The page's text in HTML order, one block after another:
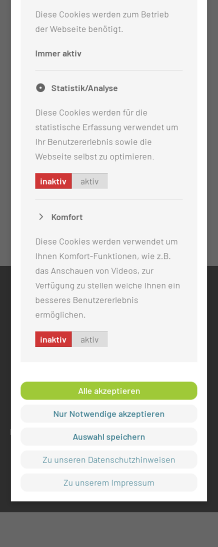
KONTAKT
mul-ct.de
Thiemstr. 111
RECHTLICHES
Datenschutz
Cookie-Einstellungen
Diese Cookies werden zum Betrieb
der Webseite benötigt.
Immer aktiv
Statistik/Analyse
Diese Cookies werden für die
statistische Erfassung verwendet um
Ihr Benutzererlebnis sowie die
Webseite selbst zu optimieren.
inaktiv aktiv
Komfort
Diese Cookies werden verwendet um
Ihnen Komfort-Funktionen, wie z.B.
das Anschauen von Videos, zur
Verfügung zu stellen welche Ihnen ein
besseres Benutzererlebnis
ermöglichen.
inaktiv aktiv
Alle akzeptieren
Nur Notwendige akzeptieren
Auswahl speichern
Zu unseren Datenschutzhinweisen
Zu unserem Impressum